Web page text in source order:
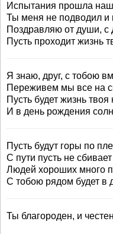
Испытания прошла
Ты меня не подводил и
Поздравляю от души, с
Пусть проходит жизнь
Я знаю, друг, с тобою
Переживем мы все на
Пусть будет жизнь твоя
И в день рождения
Пусть будут горы по
С пути пусть не
Людей хороших много
С тобою рядом будет в
Ты благороден, и